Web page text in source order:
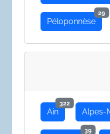
Péloponnèse
29
Ain
322
Alpes-
39